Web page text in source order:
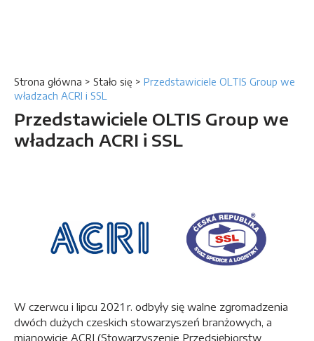
Strona główna > Stało się > Przedstawiciele OLTIS Group we
władzach ACRI i SSL
Przedstawiciele OLTIS Group we
władzach ACRI i SSL
W czerwcu i lipcu 2021 r. odbyły się walne zgromadzenia
dwóch dużych czeskich stowarzyszeń branżowych, a
mianowicie ACRI (Stowarzyszenie Przedsiębiorstw